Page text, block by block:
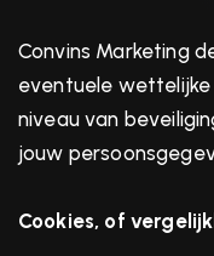
Convins Marketing
eventuele
niveau van
jouw
Cookies, of